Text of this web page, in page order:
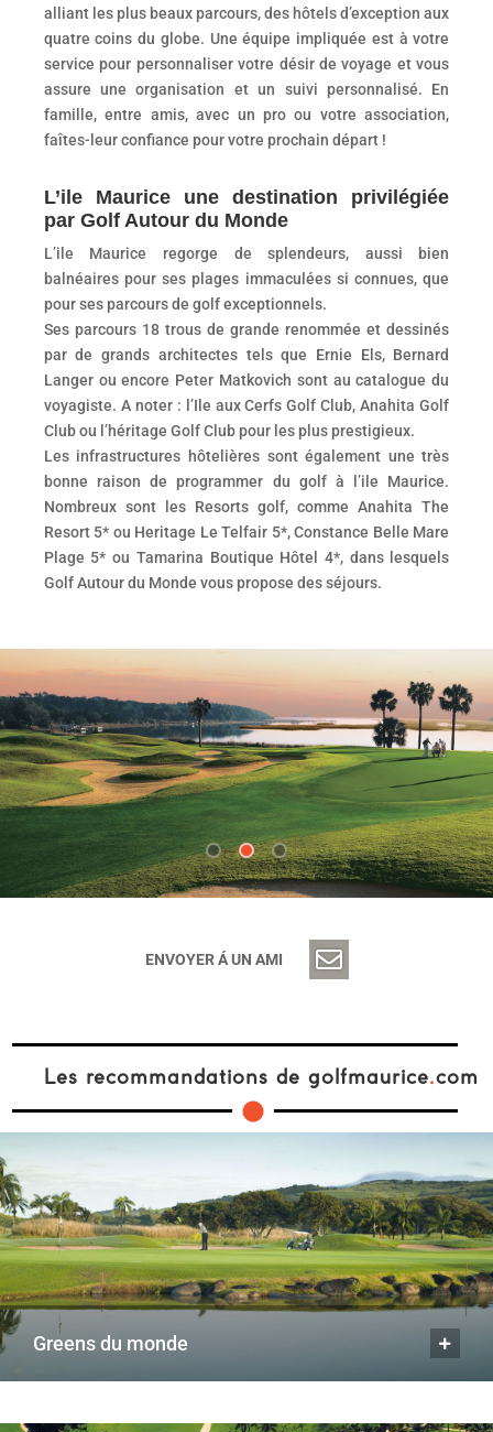
alliant les plus beaux parcours, des hôtels d’exception aux
quatre coins du globe. Une équipe impliquée est à votre
service pour personnaliser votre désir de voyage et vous
assure une organisation et un suivi personnalisé. En
famille, entre amis, avec un pro ou votre association,
faîtes-leur confiance pour votre prochain départ !
L’ile Maurice une destination privilégiée
par Golf Autour du Monde
L’ile Maurice regorge de splendeurs, aussi bien
balnéaires pour ses plages immaculées si connues, que
pour ses parcours de golf exceptionnels.
Ses parcours 18 trous de grande renommée et dessinés
par de grands architectes tels que Ernie Els, Bernard
Langer ou encore Peter Matkovich sont au catalogue du
voyagiste. A noter : l’Ile aux Cerfs Golf Club, Anahita Golf
Club ou l’héritage Golf Club pour les plus prestigieux.
Les infrastructures hôtelières sont également une très
bonne raison de programmer du golf à l’ile Maurice.
Nombreux sont les Resorts golf, comme Anahita The
Resort 5* ou Heritage Le Telfair 5*, Constance Belle Mare
Plage 5* ou Tamarina Boutique Hôtel 4*, dans lesquels
Golf Autour du Monde vous propose des séjours.
ENVOYER Á UN AMI
Les recommandations de golfmaurice.com
greens du monde